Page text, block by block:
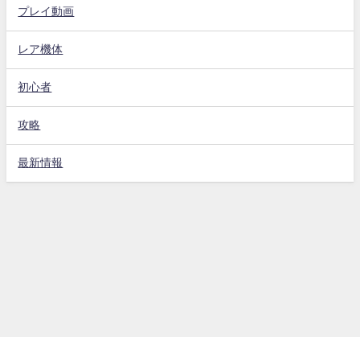
プレイ動画
レア機体
初心者
攻略
最新情報